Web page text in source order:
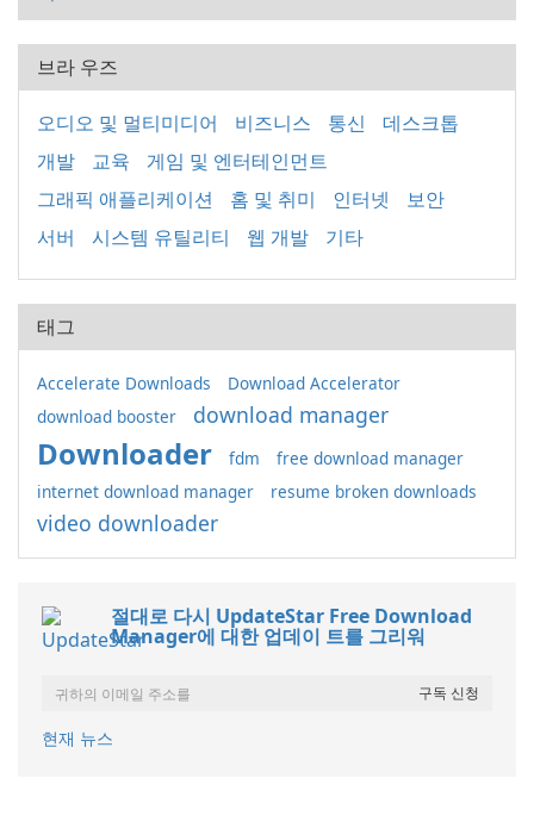
브라 우즈
오디오 및 멀티미디어 비즈니스 통신
데스크톱
개발
교육
게임 및 엔터테인먼트
그래픽 애플리케이션
홈 및 취미 인터넷
보안
서버
시스템 유틸리티 웹 개발 기타
태그
Accelerate Downloads
Download Accelerator
download booster
download manager
Downloader fdm
free download manager
internet download manager
resume broken downloads
video downloader
절대로 다시 UpdateStar Free Download
Manager에 대한 업데이 트를 그리워
현재 뉴스